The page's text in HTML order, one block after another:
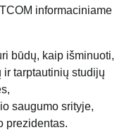
informaciniame
būdų, kaip išminuoti,
tarptautinių studijų
saugumo srityje,
prezidentas.